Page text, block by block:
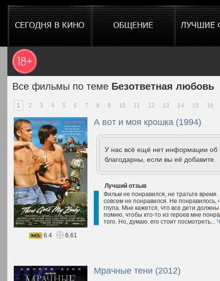
Все фильмы по теме Безответная любовь
1 2 3 4 5 6 7 8 9 10 11 12 13 14 15 16
А вот и моя крошка (1994)
У нас всё ещё нет информации
благодарны, если вы её добавите.
Лучший отзыв
Фильм не понравился, не тратьте
совсем не понравился. Не понравилось,
глупа. Мне кажется, что все дети
помню, чтобы кто-то из героев мне
того. Но, думаю. его стоит посмотреть...
6.4
6.61
Мрачные тени (2012)